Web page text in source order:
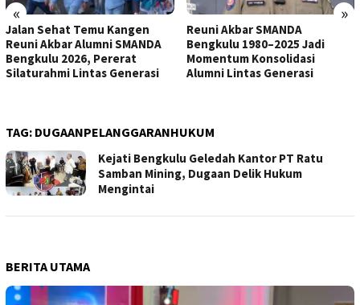
« »
Jalan Sehat Temu Kangen
Reuni Akbar Alumni SMANDA
Bengkulu 2026, Pererat
Silaturahmi Lintas Generasi
Reuni Akbar SMANDA
Bengkulu 1980–2025 Jadi
Momentum Konsolidasi
Alumni Lintas Generasi
TAG: DUGAANPELANGGARANHUKUM
Kejati Bengkulu Geledah Kantor PT Ratu
Samban Mining, Dugaan Delik Hukum
Mengintai
BERITA UTAMA